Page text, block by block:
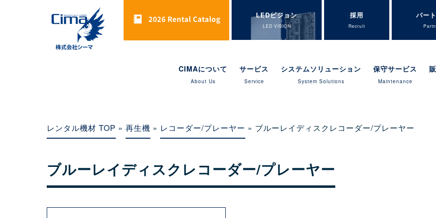
LEDビジョン
LED VISION
採用
Recruit
パー
CIMAについて
About Us
サービス
Service
システムソリューション
System Solutions
保守サービス
Maintenance
レンタル機材 TOP » 再生機 » レコーダー/プレーヤー » ブルーレイディスクレコーダー/プレーヤー
ブルーレイディスクレコーダー/プレーヤー